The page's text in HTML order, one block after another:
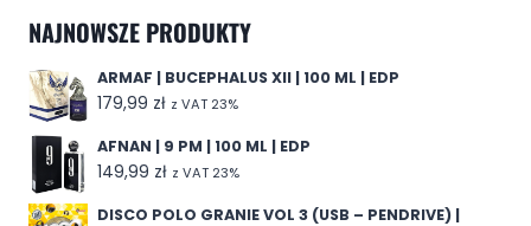
NAJNOWSZE PRODUKTY
ARMAF | BUCEPHALUS XII | 100 ML | EDP
179,99 zł z VAT 23%
AFNAN | 9 PM | 100 ML | EDP
149,99 zł z VAT 23%
DISCO POLO GRANIE VOL 3 (USB – PENDRIVE) |